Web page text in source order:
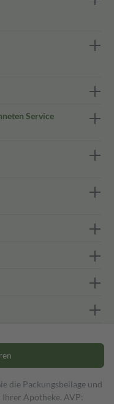
Service
die Packungsbeilage und
Apotheke. AVP: